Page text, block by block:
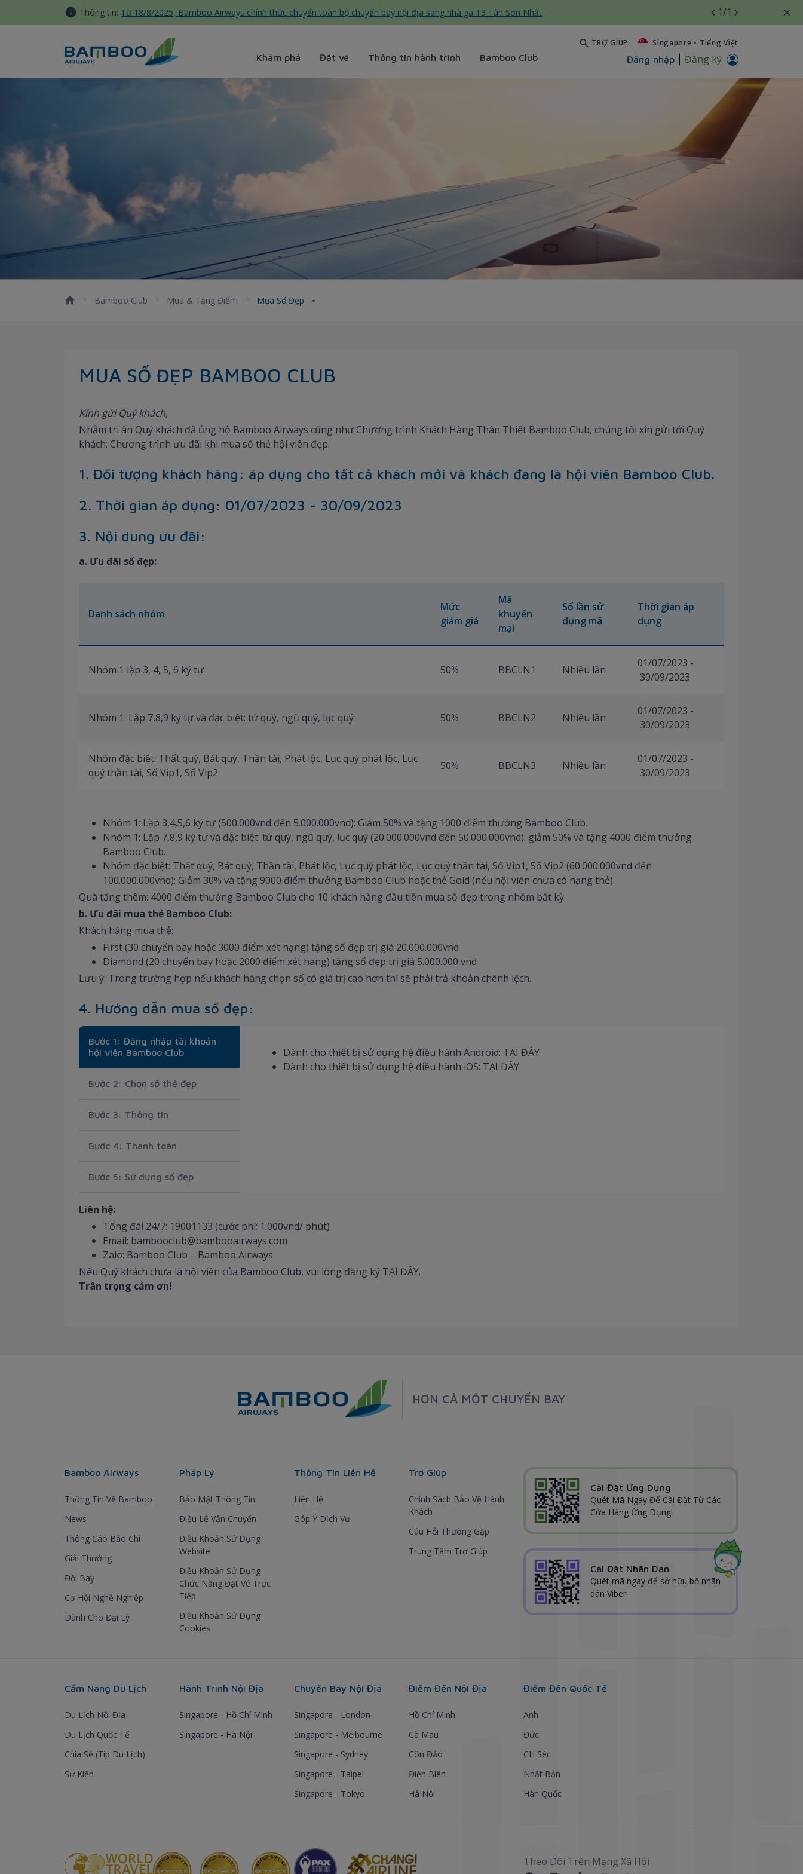
Truy cập nội dung luôn
Thông tin: Từ 18/8/2025, Bamboo Airways chính thức chuyển toàn bộ chuyến bay nội địa sang nhà ga T3 Tân Sơn Nhất 1/1
Khám phá Đặt vé Thông tin hành trình Bamboo Club
TRỢ GIÚP Singapore • Tiếng Việt
Đăng nhập Đăng ký
Mua số đẹp - Bamboo Airways
Bamboo Club Mua & Tặng Điểm Mua Số Đẹp
MUA SỐ ĐẸP BAMBOO CLUB
Kính gửi Quý khách,
Nhằm tri ân Quý khách đã ủng hộ Bamboo Airways cũng như Chương trình Khách Hàng Thân Thiết Bamboo Club, chúng tôi xin gửi tới Quý
khách: Chương trình ưu đãi khi mua số thẻ hội viên đẹp.
1. Đối tượng khách hàng: áp dụng cho tất cả khách mới và khách đang là hội viên Bamboo Club.
2. Thời gian áp dụng: 01/07/2023 - 30/09/2023
3. Nội dung ưu đãi:
a. Ưu đãi số đẹp:
Danh sách nhóm
Mức
giảm giá
Mã
khuyến
mại
Số lần sử
dụng mã
Thời gian áp
dụng
Nhóm 1 lặp 3, 4, 5, 6 ký tự 50% BBCLN1 Nhiều lần
01/07/2023 -
30/09/2023
Nhóm 1: Lặp 7,8,9 ký tự và đặc biệt: tứ quý, ngũ quý, lục quý 50% BBCLN2 Nhiều lần
01/07/2023 -
30/09/2023
Nhóm đặc biệt: Thất quý, Bát quý, Thần tài, Phát lộc, Lục quý phát lộc, Lục
quý thần tài, Số Vip1, Số Vip2
50% BBCLN3 Nhiều lần
01/07/2023 -
30/09/2023
Nhóm 1: Lặp 3,4,5,6 ký tự (500.000vnd đến 5.000.000vnd): Giảm 50% và tặng 1000 điểm thưởng Bamboo Club.
Nhóm 1: Lặp 7,8,9 ký tự và đặc biệt: tứ quý, ngũ quý, lục quý (20.000.000vnd đến 50.000.000vnd): giảm 50% và tặng 4000 điểm thưởng
Bamboo Club.
Nhóm đặc biệt: Thất quý, Bát quý, Thần tài, Phát lộc, Lục quý phát lộc, Lục quý thần tài, Số Vip1, Số Vip2 (60.000.000vnd đến
100.000.000vnd): Giảm 30% và tặng 9000 điểm thưởng Bamboo Club hoặc thẻ Gold (nếu hội viên chưa có hạng thẻ).
Quà tặng thêm: 4000 điểm thưởng Bamboo Club cho 10 khách hàng đầu tiên mua số đẹp trong nhóm bất kỳ.
b. Ưu đãi mua thẻ Bamboo Club:
Khách hàng mua thẻ:
First (30 chuyến bay hoặc 3000 điểm xét hạng) tặng số đẹp trị giá 20.000.000vnd
Diamond (20 chuyến bay hoặc 2000 điểm xét hạng) tặng số đẹp trị giá 5.000.000 vnd
Lưu ý: Trong trường hợp nếu khách hàng chọn số có giá trị cao hơn thì sẽ phải trả khoản chênh lệch.
4. Hướng dẫn mua số đẹp:
Bước 1: Đăng nhập tài khoản
hội viên Bamboo Club
Bước 2: Chọn số thẻ đẹp
Bước 3: Thông tin
Bước 4: Thanh toán
Bước 5: Sử dụng số đẹp
Dành cho thiết bị sử dụng hệ điều hành Android: TẠI ĐÂY
Dành cho thiết bị sử dụng hệ điều hành iOS: TẠI ĐÂY
Liên hệ:
Tổng đài 24/7: 19001133 (cước phí: 1.000vnd/ phút)
Email: bambooclub@bambooairways.com
Zalo: Bamboo Club – Bamboo Airways
Nếu Quý khách chưa là hội viên của Bamboo Club, vui lòng đăng ký TẠI ĐÂY.
Trân trọng cảm ơn!
HƠN CẢ MỘT CHUYẾN BAY
Bamboo Airways
Thông Tin Về Bamboo
News
Thông Cáo Báo Chí
Giải Thưởng
Đội Bay
Cơ Hội Nghề Nghiệp
Dành Cho Đại Lý
Pháp Lý
Bảo Mật Thông Tin
Điều Lệ Vận Chuyển
Điều Khoản Sử Dụng
Website
Điều Khoản Sử Dụng
Chức Năng Đặt Vé Trực
Tiếp
Điều Khoản Sử Dụng
Cookies
Thông Tin Liên Hệ
Liên Hệ
Góp Ý Dịch Vụ
Trợ Giúp
Chính Sách Bảo Vệ Hành
Khách
Câu Hỏi Thường Gặp
Trung Tâm Trợ Giúp
Cài Đặt Ứng Dụng
Quét Mã Ngay Để Cài Đặt Từ Các
Cửa Hàng Ứng Dụng!
Cài Đặt Nhãn Dán
Quét mã ngay để sở hữu bộ nhãn
dán Viber!
Cẩm Nang Du Lịch
Du Lịch Nội Địa
Du Lịch Quốc Tế
Chia Sẻ (Tip Du Lịch)
Sự Kiện
Hành Trình Nội Địa
Singapore - Hồ Chí Minh
Singapore - Hà Nội
Chuyến Bay Nội Địa
Singapore - London
Singapore - Melbourne
Singapore - Sydney
Singapore - Taipei
Singapore - Tokyo
Điểm Đến Nội Địa
Hồ Chí Minh
Cà Mau
Côn Đảo
Điện Biên
Hà Nội
Điểm Đến Quốc Tế
Anh
Đức
CH Séc
Nhật Bản
Hàn Quốc
Theo Dõi Trên Mạng Xã Hội